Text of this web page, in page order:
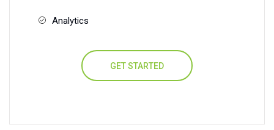
Analytics
GET STARTED